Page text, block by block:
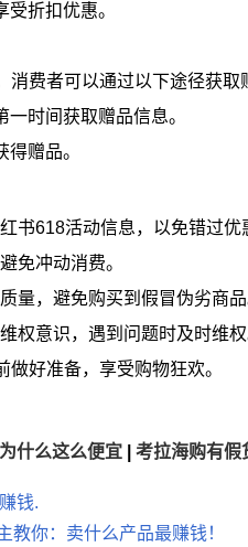
折扣优惠。
费者可以通过以下途径获取
时间获取赠品信息。
赠品。
书618活动信息，以免错过优
免冲动消费。
量，避免购买到假冒伪劣商品
权意识，遇到问题时及时维权
好准备，享受购物狂欢。
什么这么便宜 考拉海购有假
钱.
教你：卖什么产品最赚钱！